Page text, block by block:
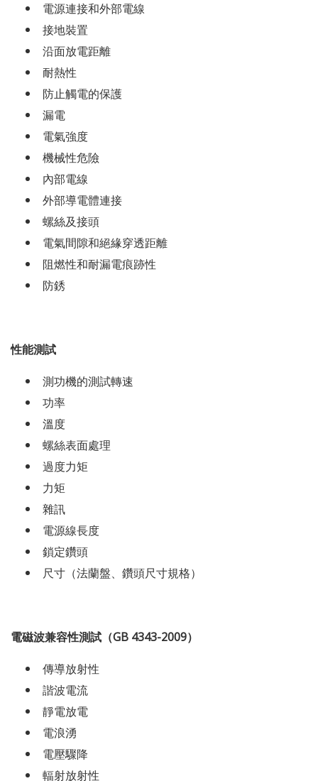
電源連接和外部電線
接地裝置
沿面放電距離
耐熱性
防止觸電的保護
漏電
電氣強度
機械性危險
內部電線
外部導電體連接
螺絲及接頭
電氣間隙和絕緣穿透距離
阻燃性和耐漏電痕跡性
防銹
性能測試
測功機的測試轉速
功率
溫度
螺絲表面處理
過度力矩
力矩
雜訊
電源線長度
鎖定鑽頭
尺寸（法蘭盤、鑽頭尺寸規格）
電磁波兼容性測試（GB 4343-2009）
傳導放射性
諧波電流
靜電放電
電浪湧
電壓驟降
輻射放射性